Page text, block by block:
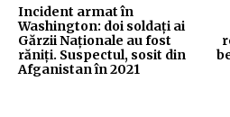
Incident armat în
Washington: doi soldați ai
Gărzii Naționale au fost
răniți. Suspectul, sosit din
Afganistan în 2021